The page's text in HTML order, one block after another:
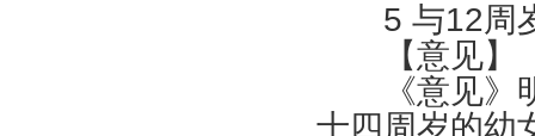
5 与12周
【意见】
《意见》明
十四周岁的幼